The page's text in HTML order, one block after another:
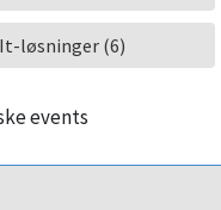
It-løsninger (6)
events